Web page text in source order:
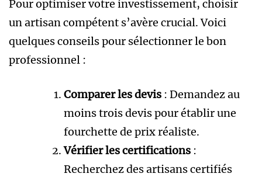
Pour optimiser votre investissement, choisir
un artisan compétent s’avère crucial. Voici
quelques conseils pour sélectionner le bon
professionnel :
Comparer les devis : Demandez au
moins trois devis pour établir une
fourchette de prix réaliste.
Vérifier les certifications :
Recherchez des artisans certifiés